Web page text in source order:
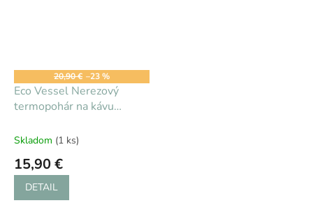
20,90 € –23 %
Eco Vessel Nerezový
termopohár na kávu
Skladom (1 ks)
15,90 €
DETAIL